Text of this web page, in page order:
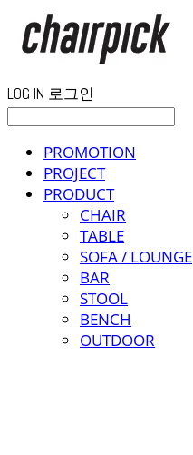
LOG IN 로그인
PROMOTION
PROJECT
PRODUCT
CHAIR
TABLE
SOFA / LOUNGE
BAR
STOOL
BENCH
OUTDOOR